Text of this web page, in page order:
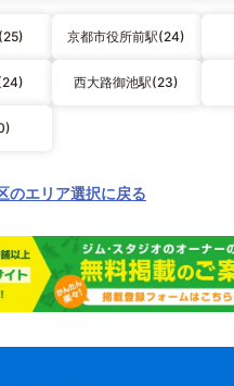
京都市役所前駅(24)
西大路御池駅(23)
のエリア選択に戻る